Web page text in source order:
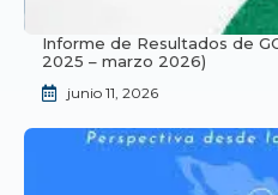
Informe de Resultados de
2025 – marzo 2026)
junio 11, 2026